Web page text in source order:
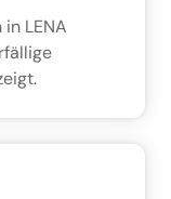
LENA